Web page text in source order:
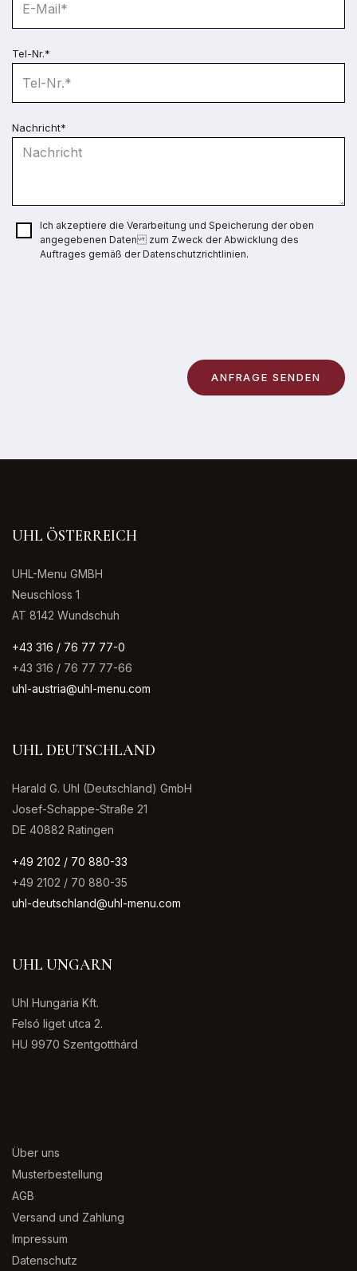
Tel-Nr.*
Nachricht*
Ich akzeptiere die Verarbeitung und Speicherung der oben
angegebenen Daten zum Zweck der Abwicklung des
Auftrages gemäß der Datenschutzrichtlinien.
UHL ÖSTERREICH
UHL-Menu GMBH
Neuschloss 1
AT 8142 Wundschuh
+43 316 / 76 77 77-0
+43 316 / 76 77 77-66
uhl-austria@uhl-menu.com
UHL DEUTSCHLAND
Harald G. Uhl (Deutschland) GmbH
Josef-Schappe-Straße 21
DE 40882 Ratingen
+49 2102 / 70 880-33
+49 2102 / 70 880-35
uhl-deutschland@uhl-menu.com
UHL UNGARN
Uhl Hungaria Kft.
Felsó liget utca 2.
HU 9970 Szentgotthárd
Über uns
Musterbestellung
AGB
Versand und Zahlung
Impressum
Datenschutz